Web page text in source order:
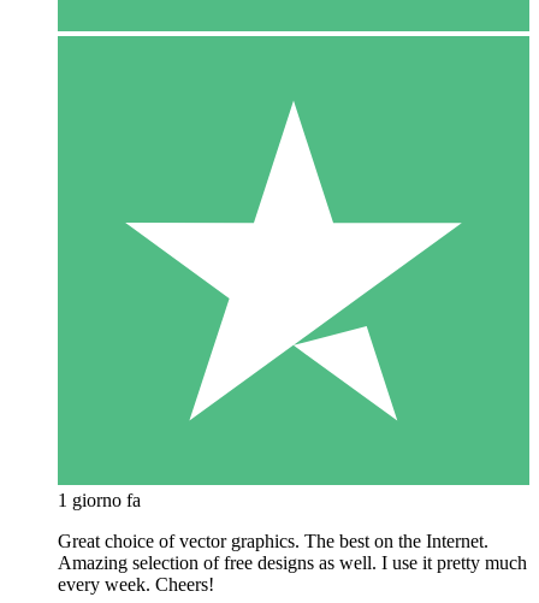
1 giorno fa
Great choice of vector graphics. The best on the Internet.
Amazing selection of free designs as well. I use it pretty much
every week. Cheers!